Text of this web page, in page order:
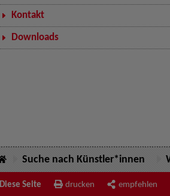
Kontakt
Downloads
Suche nach Künstler*innen
Diese Seite drucken empfehlen